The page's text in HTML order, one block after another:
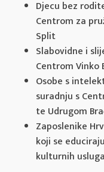
Djecu bez
Centrom za
Split
Slabovidne i
Centrom Vinko
Osobe s
suradnju s
te Udrugom
Zaposlenike
koji se
kulturnih usluga